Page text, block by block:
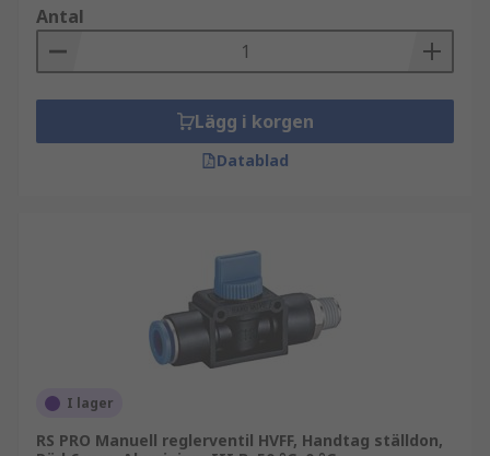
Antal
Lägg i korgen
Datablad
I lager
RS PRO Manuell reglerventil HVFF, Handtag ställdon,